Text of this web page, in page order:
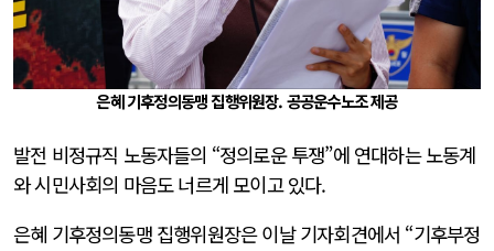
은혜 기후정의동맹 집행위원장. 공공운수노조 제공
발전 비정규직 노동자들의 “정의로운 투쟁”에 연대하는 노동계
와 시민사회의 마음도 너르게 모이고 있다.
은혜 기후정의동맹 집행위원장은 이날 기자회견에서 “기후부정